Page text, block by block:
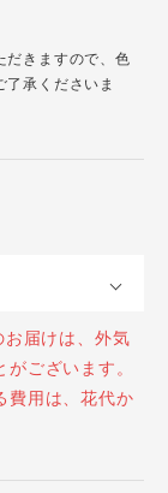
だきますので、色
承くださいま
届けは、外気
ございます。
費用は、花代か